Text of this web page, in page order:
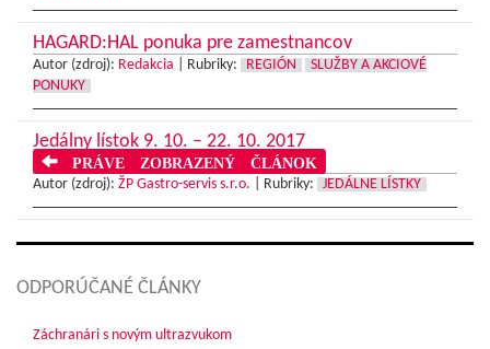
HAGARD:HAL ponuka pre zamestnancov
Autor (zdroj): Redakcia Rubriky: REGIÓN
SLUŽBY A AKCIOVÉ
PONUKY
Jedálny lístok 9. 10. – 22. 10. 2017
PRÁVE ZOBRAZENÝ ČLÁNOK
Autor (zdroj): ŽP Gastro-servis s.r.o. Rubriky: JEDÁLNE LÍSTKY
ODPORÚČANÉ ČLÁNKY
Záchranári s novým ultrazvukom